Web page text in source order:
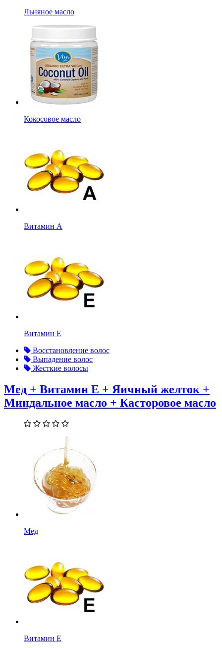
Льняное масло
Кокосовое масло
Витамин А
Витамин Е
Восстановление волос
Выпадение волос
Жесткие волосы
Мед + Витамин Е + Яичный желток +
Миндальное масло + Касторовое масло
Мед
Витамин Е